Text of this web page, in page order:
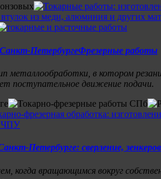
Фрезерные работы
металлообработки, в котором
поступательное движение подачи.
когда вращающимся вокруг